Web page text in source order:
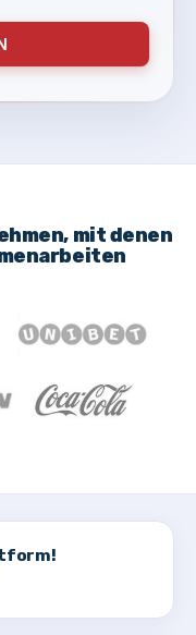
mit denen